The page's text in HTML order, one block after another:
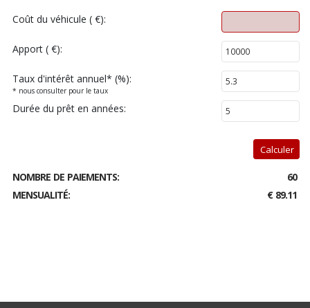
Coût du véhicule ( €):
Apport ( €):
Taux d'intérêt annuel* (%):
* nous consulter pour le taux
Durée du prêt en années:
Calculer
NOMBRE DE PAIEMENTS:
60
MENSUALITÉ:
€ 89.11